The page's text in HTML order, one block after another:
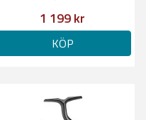
1 199 kr
KÖP